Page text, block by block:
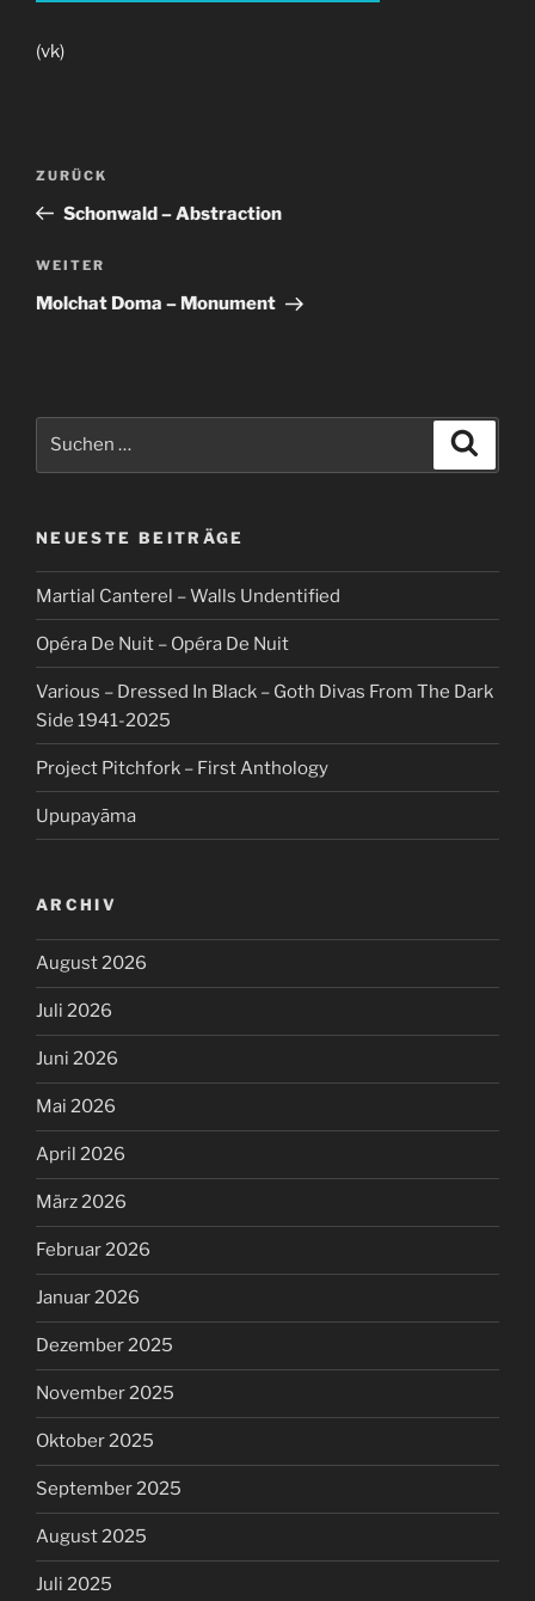
(vk)
Beitragsnavigation
Vorheriger
Beitrag
ZURÜCK
Schonwald – Abstraction
Nächster
Beitrag
WEITER
Molchat Doma – Monument
NEUESTE BEITRÄGE
Martial Canterel – Walls Undentified
Opéra De Nuit – Opéra De Nuit
Various – Dressed In Black – Goth Divas From The Dark
Side 1941-2025
Project Pitchfork – First Anthology
Upupayāma
ARCHIV
August 2026
Juli 2026
Juni 2026
Mai 2026
April 2026
März 2026
Februar 2026
Januar 2026
Dezember 2025
November 2025
Oktober 2025
September 2025
August 2025
Juli 2025